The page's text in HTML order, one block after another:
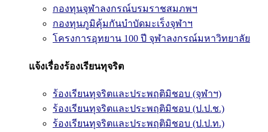
กองทุนจุฬาลงกรณ์บรมราชสมภพฯ
กองทุนภูมิคุ้มกันบำบัดมะเร็งจุฬาฯ
โครงการอุทยาน 100 ปี จุฬาลงกรณ์มหาวิทยาลัย
แจ้งเรื่องร้องเรียนทุจริต
ร้องเรียนทุจริตและประพฤติมิชอบ (จุฬาฯ)
ร้องเรียนทุจริตและประพฤติมิชอบ (ป.ป.ช.)
ร้องเรียนทุจริตและประพฤติมิชอบ (ป.ป.ท.)